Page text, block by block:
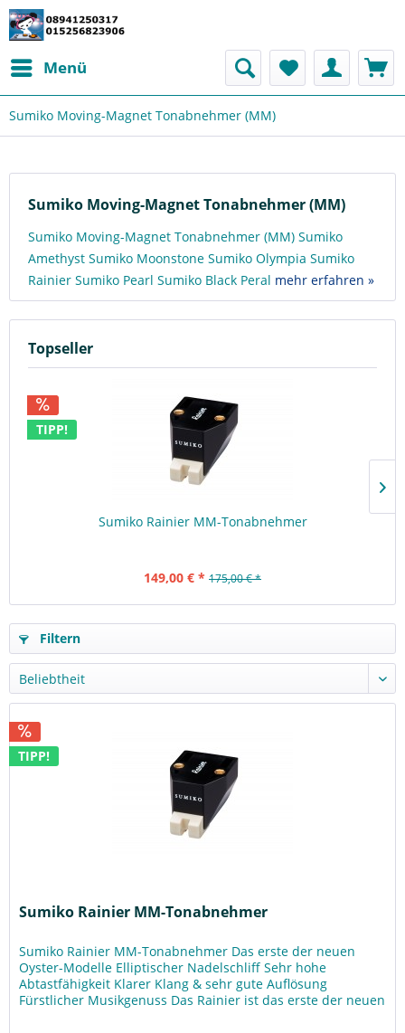
Menü
Sumiko Moving-Magnet Tonabnehmer (MM)
Sumiko Moving-Magnet Tonabnehmer (MM)
Sumiko Moving-Magnet Tonabnehmer (MM) Sumiko
Amethyst Sumiko Moonstone Sumiko Olympia Sumiko
Rainier Sumiko Pearl Sumiko Black Peral mehr erfahren »
Topseller
TIPP!
Sumiko Rainier MM-Tonabnehmer
149,00 € * 175,00 € *
Filtern
TIPP!
Sumiko Rainier MM-Tonabnehmer
Sumiko Rainier MM-Tonabnehmer Das erste der neuen
Oyster-Modelle Elliptischer Nadelschliff Sehr hohe
Abtastfähigkeit Klarer Klang & sehr gute Auflösung
Fürstlicher Musikgenuss Das Rainier ist das erste der neuen